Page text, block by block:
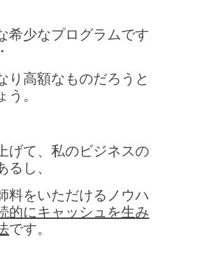
希少なプログラムです
り高額なものだろうと
。
げて、私のビジネスの
し、
料をいただけるノウハ
的にキャッシュを生み
です。